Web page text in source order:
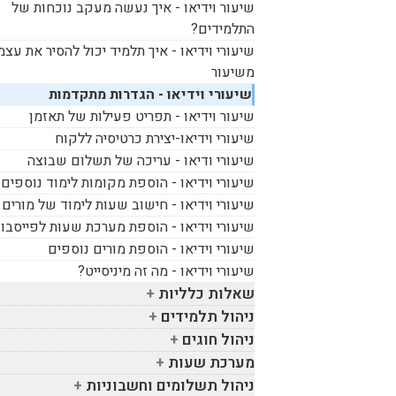
שיעור וידיאו - איך נעשה מעקב נוכחות של
התלמידים?
שיעורי וידיאו - איך תלמיד יכול להסיר את
משיעור
שיעורי וידיאו - הגדרות מתקדמות
שיעור וידיאו - תפריט פעילות של תאזמן
שיעורי וידיאו-יצירת כרטיסיה ללקוח
שיעורי ודיאו - עריכה של תשלום שבוצה
שיעורי וידיאו - הוספת מקומות לימוד נוספים
שיעורי וידיאו - חישוב שעות לימוד של מורים
שיעורי וידיאו - הוספת מערכת שעות
שיעורי וידיאו - הוספת מורים נוספים
שיעורי וידיאו - מה זה מיניסייט?
שאלות כלליות
ניהול תלמידים
ניהול חוגים
מערכת שעות
ניהול תשלומים וחשבוניות